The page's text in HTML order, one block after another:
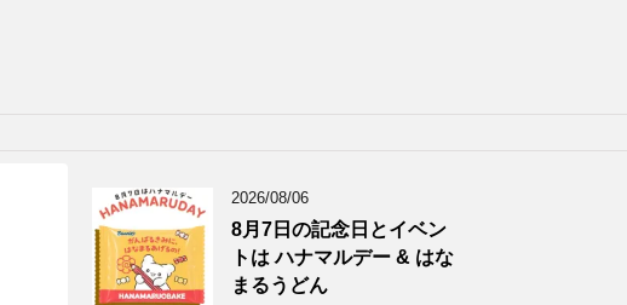
2026/08/06
8月7日の記念日とイベン
トは ハナマルデー & はな
まるうどん